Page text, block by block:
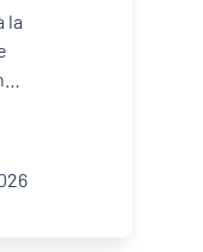
la